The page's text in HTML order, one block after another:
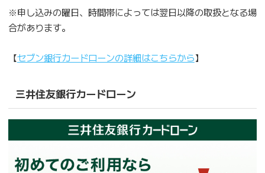
※申し込みの曜日、時間帯によっては翌日以降の取扱となる場
合があります。
【セブン銀行カードローンの詳細はこちらから】
三井住友銀行カードローン